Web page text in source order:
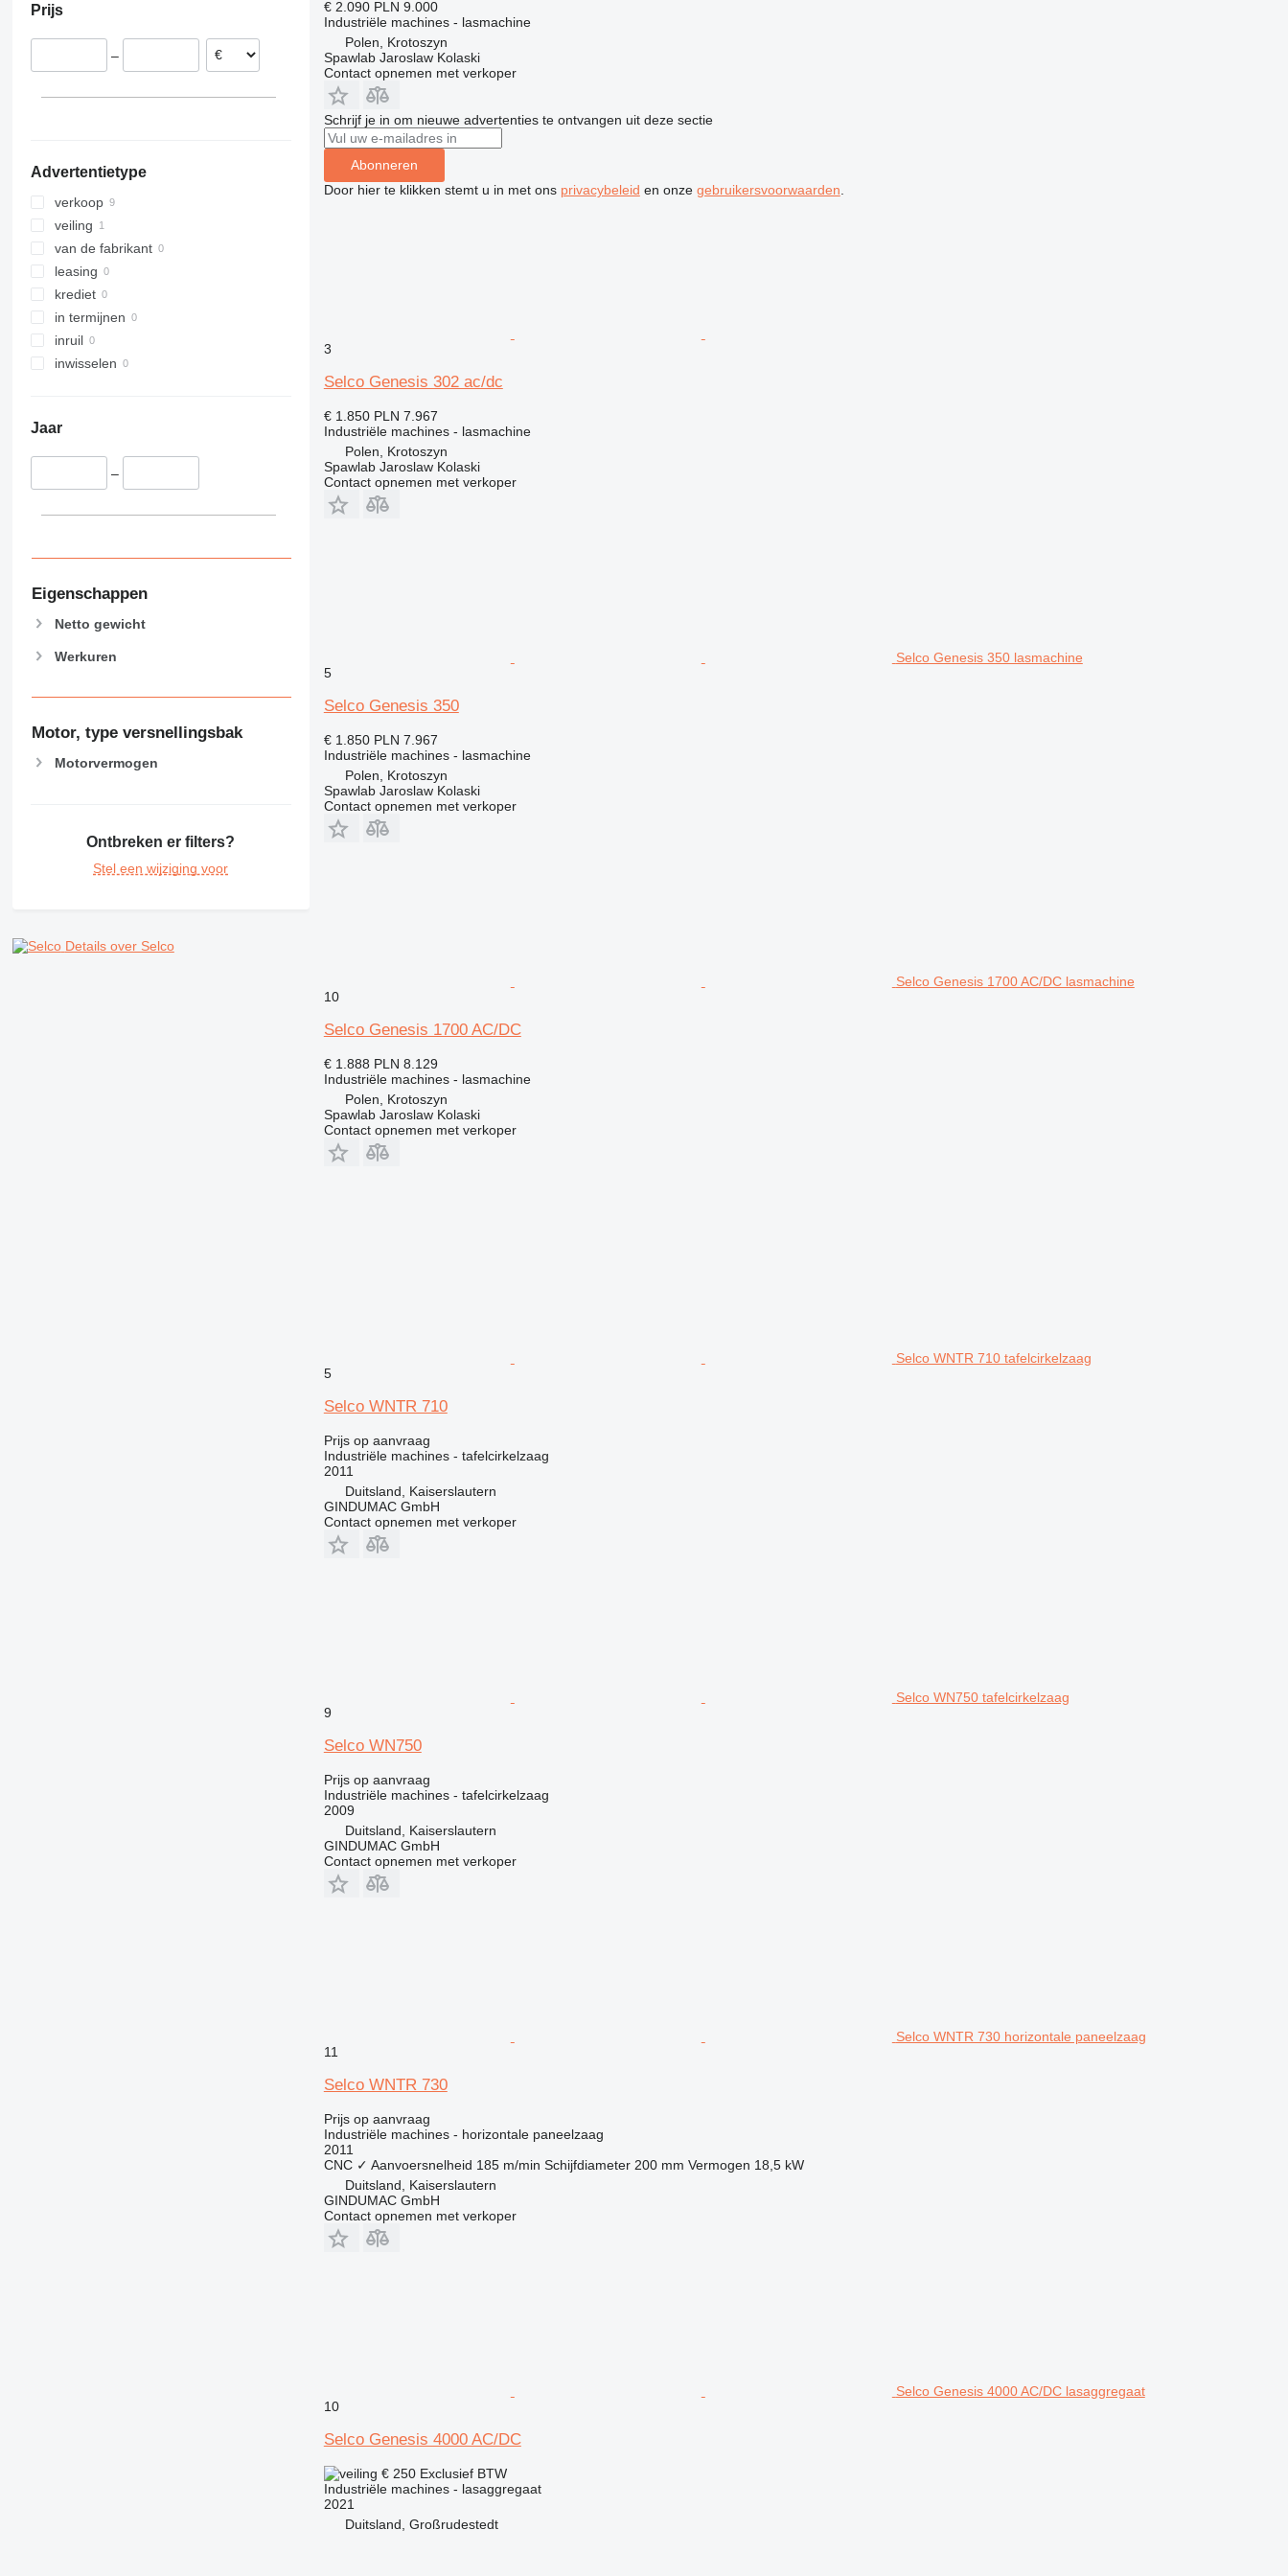
Prijs
–
Advertentietype
verkoop
veiling
van de fabrikant
leasing
krediet
in termijnen
inruil
inwisselen
Jaar
–
Eigenschappen
Netto gewicht
Werkuren
Motor, type versnellingsbak
Motorvermogen
Ontbreken er filters?
Stel een wijziging voor
Details over Selco
€ 2.090 PLN 9.000
Industriële machines - lasmachine
Polen, Krotoszyn
Spawlab Jaroslaw Kolaski
Contact opnemen met verkoper
Schrijf je in om nieuwe advertenties te ontvangen uit deze sectie
Abonneren
Door hier te klikken stemt u in met ons privacybeleid en onze gebruikersvoorwaarden
3
Selco Genesis 302 ac/dc
€ 1.850 PLN 7.967
Industriële machines - lasmachine
Polen, Krotoszyn
Spawlab Jaroslaw Kolaski
Contact opnemen met verkoper
Selco Genesis 350 lasmachine
5
Selco Genesis 350
€ 1.850 PLN 7.967
Industriële machines - lasmachine
Polen, Krotoszyn
Spawlab Jaroslaw Kolaski
Contact opnemen met verkoper
Selco Genesis 1700 AC/DC lasmachine
10
Selco Genesis 1700 AC/DC
€ 1.888 PLN 8.129
Industriële machines - lasmachine
Polen, Krotoszyn
Spawlab Jaroslaw Kolaski
Contact opnemen met verkoper
Selco WNTR 710 tafelcirkelzaag
5
Selco WNTR 710
Prijs op aanvraag
Industriële machines - tafelcirkelzaag
2011
Duitsland, Kaiserslautern
GINDUMAC GmbH
Contact opnemen met verkoper
Selco WN750 tafelcirkelzaag
9
Selco WN750
Prijs op aanvraag
Industriële machines - tafelcirkelzaag
2009
Duitsland, Kaiserslautern
GINDUMAC GmbH
Contact opnemen met verkoper
Selco WNTR 730 horizontale paneelzaag
11
Selco WNTR 730
Prijs op aanvraag
Industriële machines - horizontale paneelzaag
2011
CNC ✓ Aanvoersnelheid 185 m/min Schijfdiameter 200 mm Vermogen 18,5 kW
Duitsland, Kaiserslautern
GINDUMAC GmbH
Contact opnemen met verkoper
Selco Genesis 4000 AC/DC lasaggregaat
10
Selco Genesis 4000 AC/DC
€ 250 Exclusief BTW
Industriële machines - lasaggregaat
2021
Duitsland, Großrudestedt